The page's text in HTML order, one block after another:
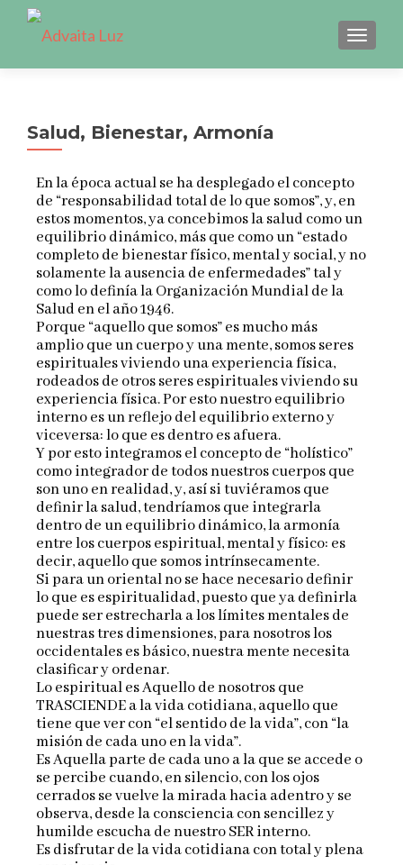
Salud, Bienestar, Armonía
En la época actual se ha desplegado el concepto
de “responsabilidad total de lo que somos”, y, en
estos momentos, ya concebimos la salud como un
equilibrio dinámico, más que como un “estado
completo de bienestar físico, mental y social, y no
solamente la ausencia de enfermedades” tal y
como lo definía la Organización Mundial de la
Salud en el año 1946.
Porque “aquello que somos” es mucho más
amplio que un cuerpo y una mente, somos seres
espirituales viviendo una experiencia física,
rodeados de otros seres espirituales viviendo su
experiencia física. Por esto nuestro equilibrio
interno es un reflejo del equilibrio externo y
viceversa: lo que es dentro es afuera.
Y por esto integramos el concepto de “holístico”
como integrador de todos nuestros cuerpos que
son uno en realidad, y, así si tuviéramos que
definir la salud, tendríamos que integrarla
dentro de un equilibrio dinámico, la armonía
entre los cuerpos espiritual, mental y físico: es
decir, aquello que somos intrínsecamente.
Si para un oriental no se hace necesario definir
lo que es espiritualidad, puesto que ya definirla
puede ser estrecharla a los límites mentales de
nuestras tres dimensiones, para nosotros los
occidentales es básico, nuestra mente necesita
clasificar y ordenar.
Lo espiritual es Aquello de nosotros que
TRASCIENDE a la vida cotidiana, aquello que
tiene que ver con “el sentido de la vida”, con “la
misión de cada uno en la vida”.
Es Aquella parte de cada uno a la que se accede o
se percibe cuando, en silencio, con los ojos
cerrados se vuelve la mirada hacia adentro y se
observa, desde la consciencia con sencillez y
humilde escucha de nuestro SER interno.
Es disfrutar de la vida cotidiana con total y plena